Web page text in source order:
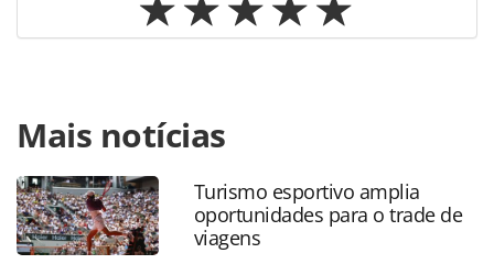
https://www.panrotas.com.br/aviacao/aeroportos/2020/
digital-autoriza-viagem-de-animais-domesticos-a-
argentina_175766.html ou as ferramentas oferecidas na
página. Todo o conteúdo produzido pela PANROTAS
Editora é protegido pela legislação brasileira sobre direito
autoral. Não reproduza o conteúdo sem autorização da
Mais notícias
Turismo esportivo amplia
oportunidades para o trade de
viagens